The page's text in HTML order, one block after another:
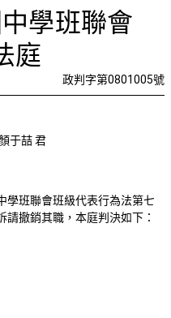
用條款 律
學班聯會
庭
政判字第0801005號
于喆 君
學班聯會班級代表行為法第七
撤銷其職，本庭判決如下：